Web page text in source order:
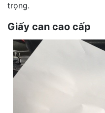
trọng.
Giấy can cao cấp